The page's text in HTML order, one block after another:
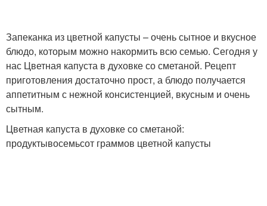
Запеканка из цветной капусты – очень сытное и вкусное
блюдо, которым можно накормить всю семью. Сегодня у
нас Цветная капуста в духовке со сметаной. Рецепт
приготовления достаточно прост, а блюдо получается
аппетитным с нежной консистенцией, вкусным и очень
сытным.
Цветная капуста в духовке со сметаной:
продуктывосемьсот граммов цветной капусты